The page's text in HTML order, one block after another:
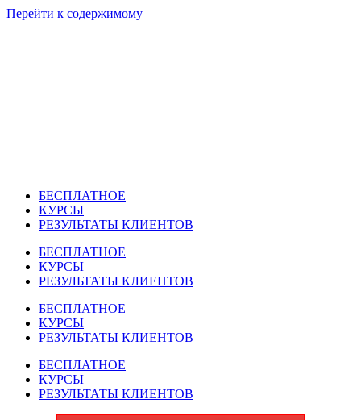
Перейти к содержимому
БЕСПЛАТНОЕ
КУРСЫ
РЕЗУЛЬТАТЫ КЛИЕНТОВ
БЕСПЛАТНОЕ
КУРСЫ
РЕЗУЛЬТАТЫ КЛИЕНТОВ
БЕСПЛАТНОЕ
КУРСЫ
РЕЗУЛЬТАТЫ КЛИЕНТОВ
БЕСПЛАТНОЕ
КУРСЫ
РЕЗУЛЬТАТЫ КЛИЕНТОВ